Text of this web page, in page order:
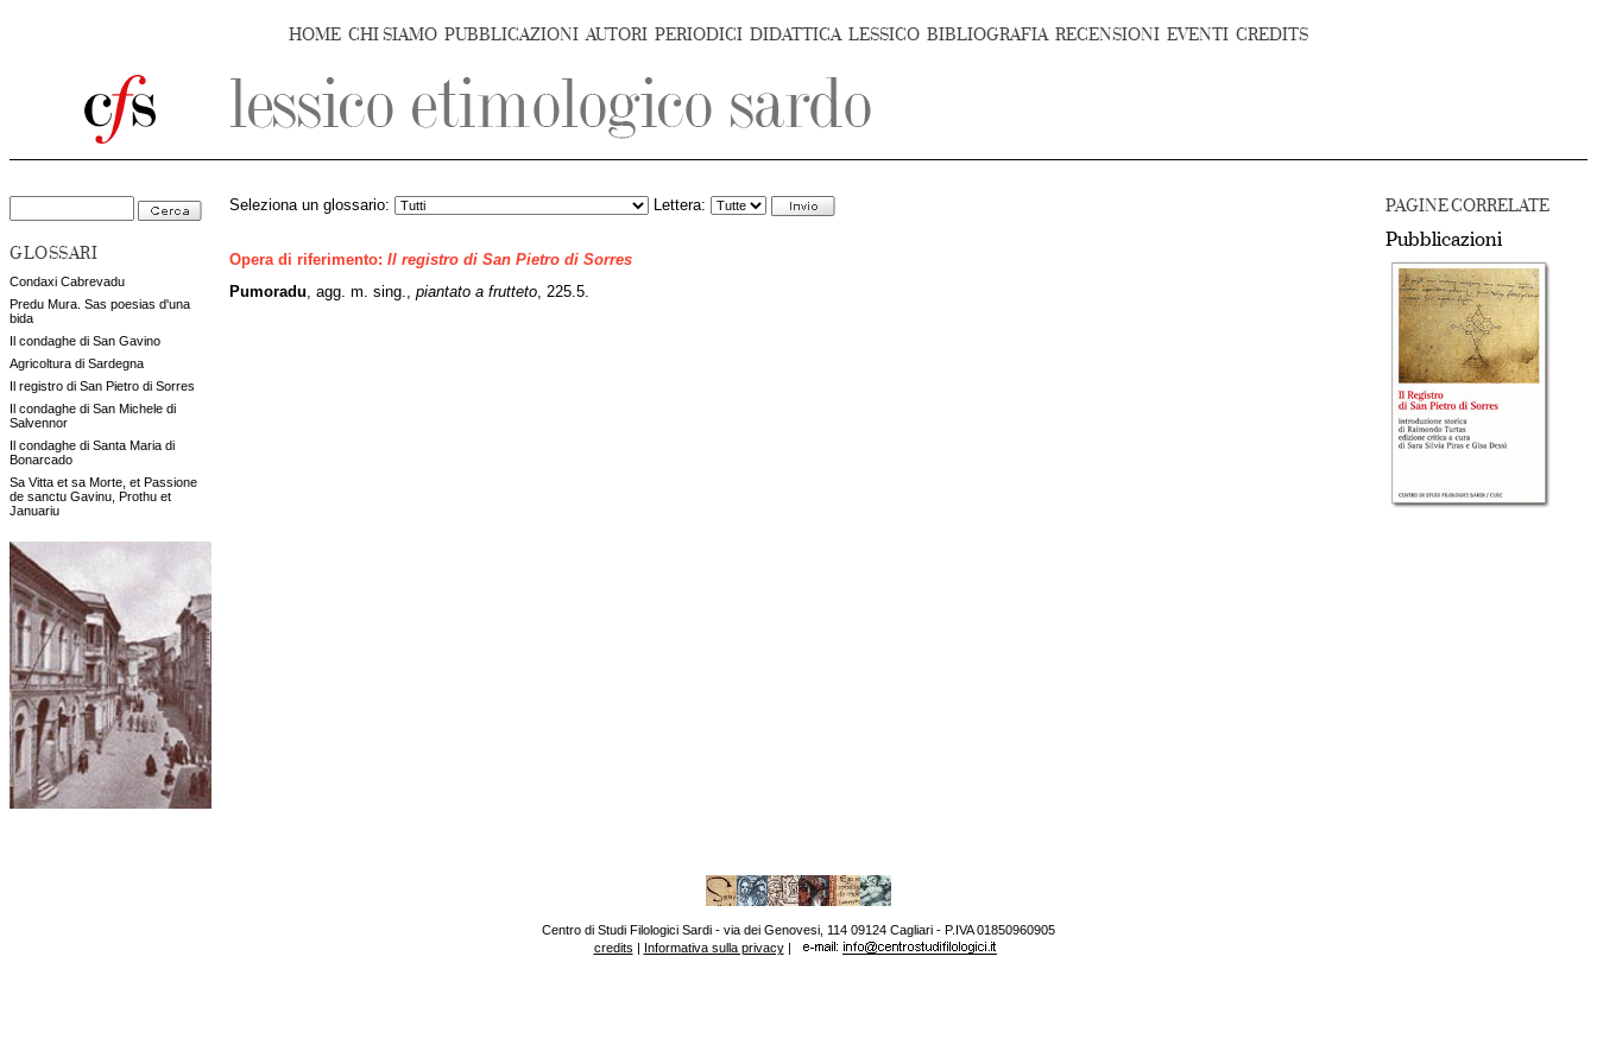
HOME CHI SIAMO PUBBLICAZIONI AUTORI PERIODICI DIDATTICA LESSICO BIBLIOGRAFIA RECENSIONI EVENTI CREDITS
GLOSSARI
Condaxi Cabrevadu
Predu Mura. Sas poesias d'una
bida
Il condaghe di San Gavino
Agricoltura di Sardegna
Il registro di San Pietro di Sorres
Il condaghe di San Michele di
Salvennor
Il condaghe di Santa Maria di
Bonarcado
Sa Vitta et sa Morte, et Passione
de sanctu Gavinu, Prothu et
Januariu
PAGINE CORRELATE
Pubblicazioni
Seleziona un glossario: Lettera:
Opera di riferimento: Il registro di San Pietro di Sorres
Pumoradu , agg. m. sing., piantato a frutteto , 225.5.
Centro di Studi Filologici Sardi - via dei Genovesi, 114 09124 Cagliari - P.IVA 01850960905
credits | Informativa sulla privacy|